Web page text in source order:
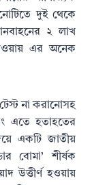
দুই থেকে
২ লাখ
এর অনেক
না করানোসহ
এতে হতাহতের
একটি জাতীয়
বোমা’ শীর্ষক
উত্তীর্ণ হওয়ায়